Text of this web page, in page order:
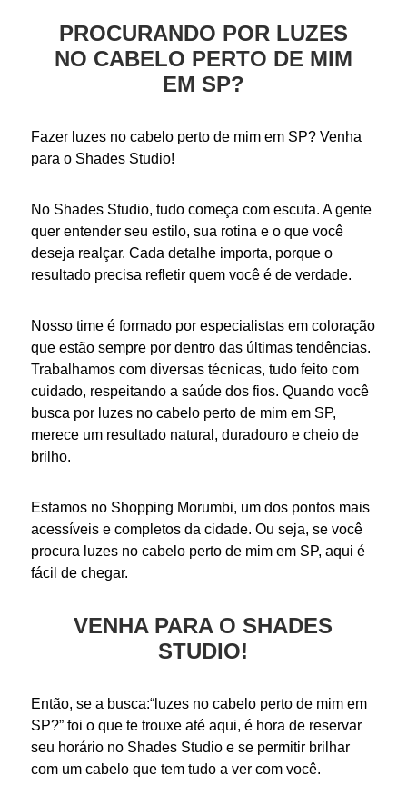
PROCURANDO POR LUZES
NO CABELO PERTO DE MIM
EM SP?
Fazer luzes no cabelo perto de mimem SP? Venha
para o Shades Studio!
No Shades Studio, tudo começa com escuta. A gente
quer entender seu estilo, sua rotina e o que você
deseja realçar. Cada detalhe importa, porque o
resultado precisa refletir quem você é de verdade.
Nosso time é formado por especialistas em coloração
que estão sempre por dentro das últimas tendências.
Trabalhamos com diversas técnicas, tudo feito com
cuidado, respeitando a saúde dos fios. Quando você
busca por luzes no cabelo perto de mimem SP,
merece um resultado natural, duradouro e cheio de
brilho.
Estamos no Shopping Morumbi, um dos pontos mais
acessíveis e completos da cidade. Ou seja, se você
procura luzes no cabelo perto de mimem SP, aqui é
fácil de chegar.
VENHA PARA O SHADES
STUDIO!
Então, se a busca:“luzes no cabelo perto de mimem
SP?” foi o que te trouxe até aqui, é hora de reservar
seu horário no Shades Studio e se permitir brilhar
com um cabeloque tem tudo a ver com você.